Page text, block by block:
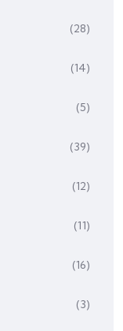
(28)
(14)
(5)
(39)
(12)
(11)
(16)
(3)